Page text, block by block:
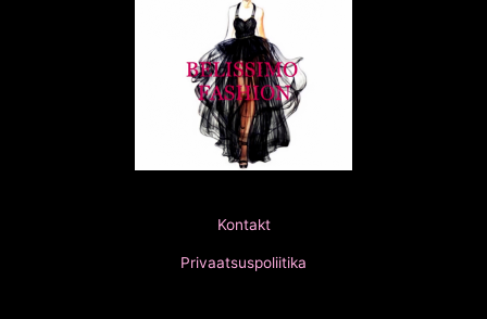
Kontakt
Privaatsuspoliitika